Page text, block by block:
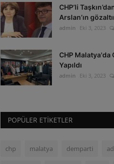
CHP’li
Arslan’ın
admin Eki 3, 2023
CHP Malatya'da
Yapıldı
admin Eki 3, 2023
POPÜLER ETIKETLER
chp malatya demparti